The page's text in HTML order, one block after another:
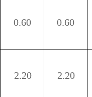
0.60 0.60
2.20 2.20